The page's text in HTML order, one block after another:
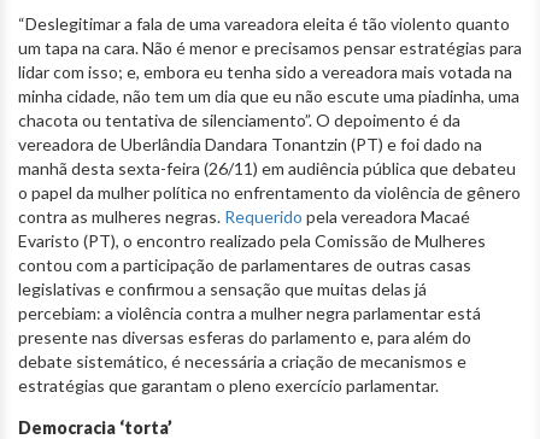
“Deslegitimar a fala de uma vareadora eleita é tão violento quanto
um tapa na cara. Não é menor e precisamos pensar estratégias para
lidar com isso; e, embora eu tenha sido a vereadora mais votada na
minha cidade, não tem um dia que eu não escute uma piadinha, uma
chacota ou tentativa de silenciamento”. O depoimento é da
vereadora de Uberlândia Dandara Tonantzin (PT) e foi dado na
manhã desta sexta-feira (26/11) em audiência pública que debateu
o papel da mulher política no enfrentamento da violência de gênero
contra as mulheres negras. Requerido pela vereadora Macaé
Evaristo (PT), o encontro realizado pela Comissão de Mulheres
contou com a participação de parlamentares de outras casas
legislativas e confirmou a sensação que muitas delas já
percebiam: a violência contra a mulher negra parlamentar está
presente nas diversas esferas do parlamento e, para além do
debate sistemático, é necessária a criação de mecanismos e
estratégias que garantam o pleno exercício parlamentar.
Democracia ‘torta’